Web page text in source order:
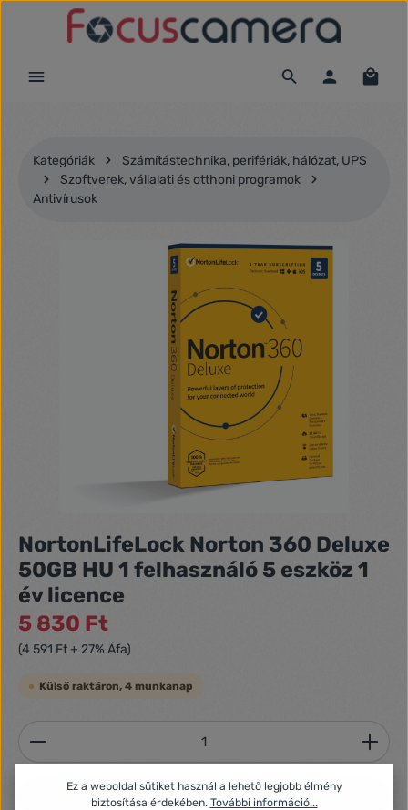
Ugrás a fő tartalomra
Kategóriák
Számítástechnika, perifériák, hálózat, UPS
Szoftverek, vállalati és otthoni programok
Antivírusok
NortonLifeLock Norton 360 Deluxe
50GB HU 1 felhasználó 5 eszköz 1
év licence
5 830 Ft
(4 591 Ft + 27% Áfa)
Külső raktáron, 4 munkanap
Termékmennyiség: Adja meg a kívánt
Kosárba
Ez a weboldal sütiket használ a lehető legjobb élmény
biztosítása érdekében. További információ...